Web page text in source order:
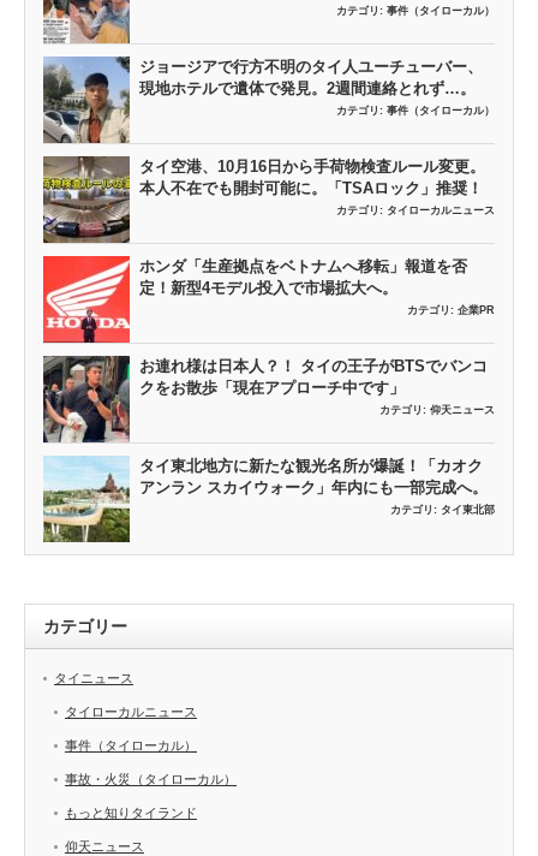
カテゴリ: 事件（タイローカル）
ジョージアで行方不明のタイ人ユーチューバー、
現地ホテルで遺体で発見。2週間連絡とれず…。
カテゴリ: 事件（タイローカル）
タイ空港、10月16日から手荷物検査ルール変更。
本人不在でも開封可能に。「TSAロック」推奨！
カテゴリ: タイローカルニュース
ホンダ「生産拠点をベトナムへ移転」報道を否
定！新型4モデル投入で市場拡大へ。
カテゴリ: 企業PR
お連れ様は日本人？！ タイの王子がBTSでバンコ
クをお散歩「現在アプローチ中です」
カテゴリ: 仰天ニュース
タイ東北地方に新たな観光名所が爆誕！「カオク
アンラン スカイウォーク」年内にも一部完成へ。
カテゴリ: タイ東北部
カテゴリー
タイニュース
タイローカルニュース
事件（タイローカル）
事故・火災（タイローカル）
もっと知りタイランド
仰天ニュース